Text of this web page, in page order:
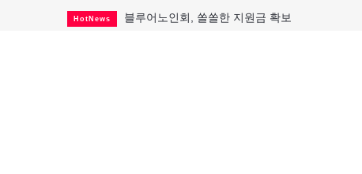
HotNews 블루어노인회, 쏠쏠한 지원금 확보